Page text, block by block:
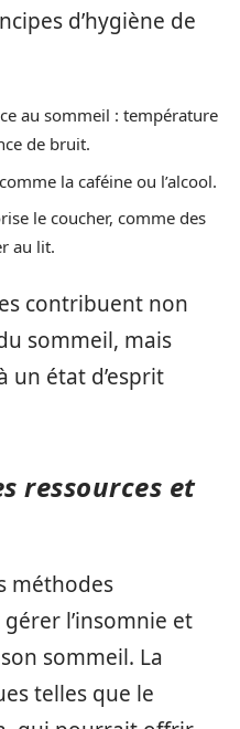
d’hygiène de
au sommeil : température
de bruit.
la caféine ou l’alcool.
le coucher, comme des
au lit.
contribuent non
sommeil, mais
un état d’esprit
ressources et
méthodes
l’insomnie et
sommeil. La
telles que le